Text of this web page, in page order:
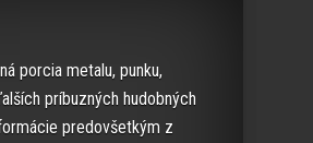
porcia metalu, punku,
príbuzných hudobných
predovšetkým z